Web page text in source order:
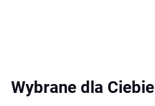
Wybrane dla Ciebie